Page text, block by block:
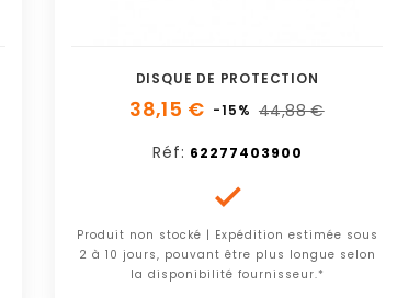
DISQUE DE PROTECTION
38,15 € -15% 44,88 €
Réf: 62277403900

Produit non stocké | Expédition estimée sous
2 à 10 jours, pouvant être plus longue selon
la disponibilité fournisseur.*